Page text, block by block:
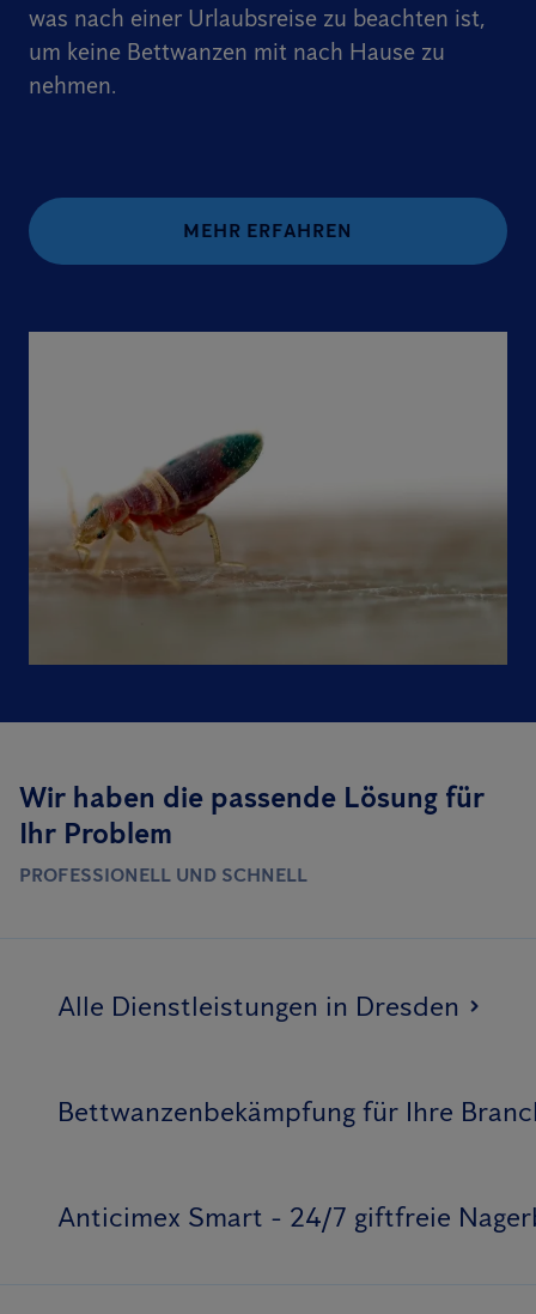
was nach einer Urlaubsreise zu beachten ist,
um keine Bettwanzen mit nach Hause zu
nehmen.
MEHR ERFAHREN
Wir haben die passende Lösung für
Ihr Problem
PROFESSIONELL UND SCHNELL
Alle Dienstleistungen in Dresden
Bettwanzenbekämpfung für Ihre
Anticimex Smart - 24/7 giftfreie